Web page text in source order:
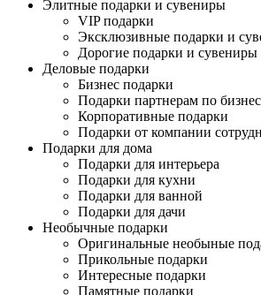
Элитные подарки и сувениры
VIP подарки
Эксклюзивные подарки и
Дорогие подарки и сувениры
Деловые подарки
Бизнес подарки
Подарки партнерам по
Корпоративные подарки
Подарки от компании
Подарки для дома
Подарки для интерьера
Подарки для кухни
Подарки для ванной
Подарки для дачи
Необычные подарки
Оригинальные необыные
Прикольные подарки
Интересные подарки
Памятные подарки